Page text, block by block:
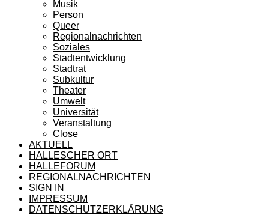
Musik
Person
Queer
Regionalnachrichten
Soziales
Stadtentwicklung
Stadtrat
Subkultur
Theater
Umwelt
Universität
Veranstaltung
Close
AKTUELL
HALLESCHER ORT
HALLEFORUM
REGIONALNACHRICHTEN
SIGN IN
IMPRESSUM
DATENSCHUTZERKLÄRUNG